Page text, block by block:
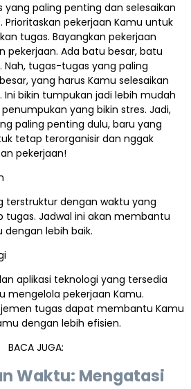
paling penting dan selesaikan
pekerjaan Kamu untuk
tugas. Bayangkan pekerjaan
pekerjaan. Ada batu besar, batu
Nah, tugas-tugas yang paling
yang harus Kamu selesaikan
Ini bikin tumpukan jadi lebih mudah
yang bikin stres. Jadi,
paling penting dulu, baru yang
tetap terorganisir dan nggak
pekerjaan!
terstruktur dengan waktu yang
Jadwal ini akan membantu
lebih baik.
aplikasi teknologi yang tersedia
mengelola pekerjaan Kamu.
tugas dapat membantu Kamu
dengan lebih efisien.
BACA JUGA:
Waktu: Mengatasi